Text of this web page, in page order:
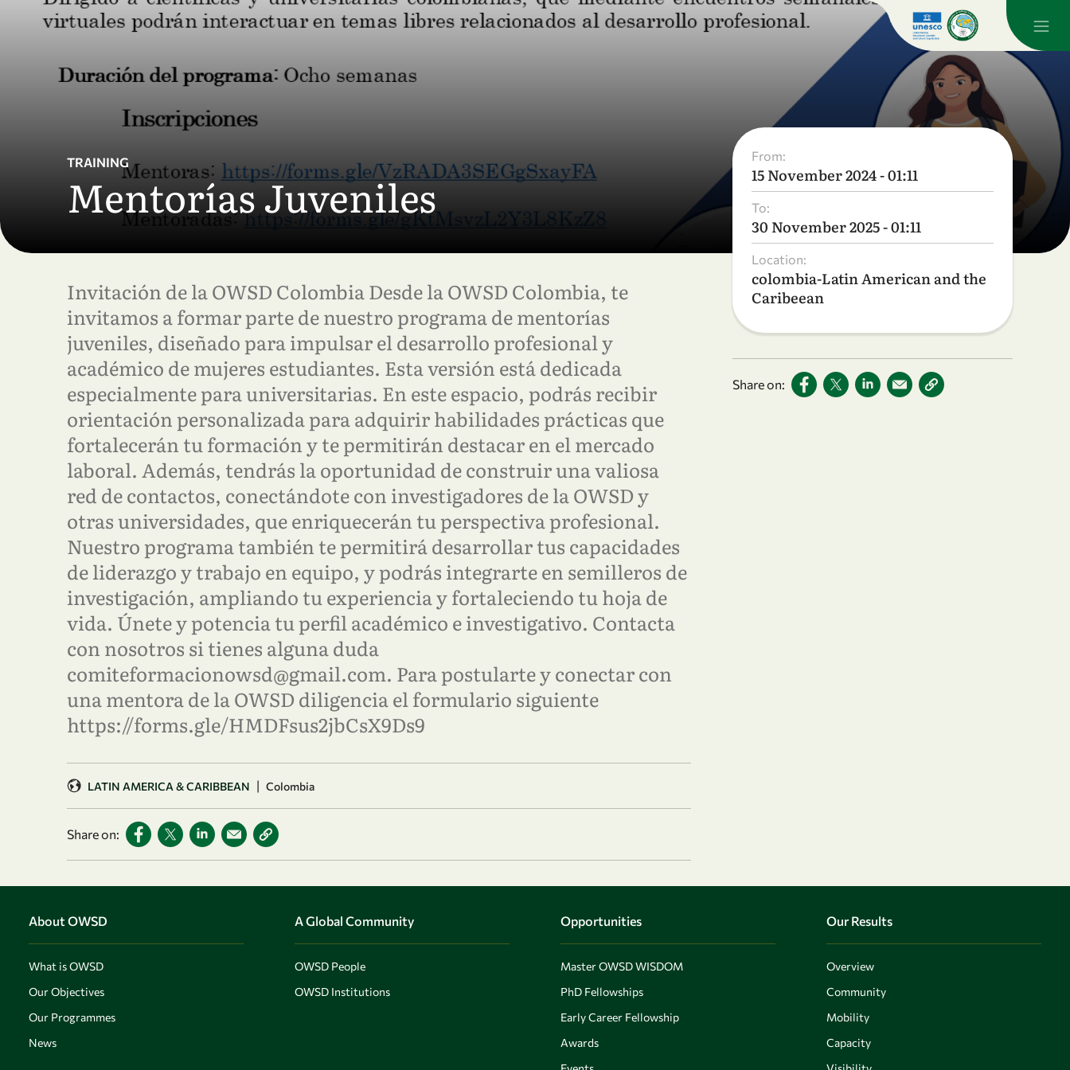
Skip to main content
TRAINING
Mentorías Juveniles
From:
15 November 2024 - 01:11
To:
30 November 2025 - 01:11
Location:
colombia-Latin American and the
Caribeean
Share on:
Invitación de la OWSD Colombia Desde la OWSD Colombia, te
invitamos a formar parte de nuestro programa de mentorías
juveniles, diseñado para impulsar el desarrollo profesional y
académico de mujeres estudiantes. Esta versión está dedicada
especialmente para universitarias. En este espacio, podrás recibir
orientación personalizada para adquirir habilidades prácticas que
fortalecerán tu formación y te permitirán destacar en el mercado
laboral. Además, tendrás la oportunidad de construir una valiosa
red de contactos, conectándote con investigadores de la OWSD y
otras universidades, que enriquecerán tu perspectiva profesional.
Nuestro programa también te permitirá desarrollar tus capacidades
de liderazgo y trabajo en equipo, y podrás integrarte en semilleros de
investigación, ampliando tu experiencia y fortaleciendo tu hoja de
vida. Únete y potencia tu perfil académico e investigativo. Contacta
con nosotros si tienes alguna duda
comiteformacionowsd@gmail.com. Para postularte y conectar con
una mentora de la OWSD diligencia el formulario siguiente
https://forms.gle/HMDFsus2jbCsX9Ds9
LATIN AMERICA & CARIBBEAN | Colombia
Share on:
About OWSD
What is OWSD
Our Objectives
Our Programmes
News
A Global Community
OWSD People
OWSD Institutions
Opportunities
Master OWSD WISDOM
PhD Fellowships
Early Career Fellowship
Awards
Our Results
Overview
Community
Mobility
Capacity